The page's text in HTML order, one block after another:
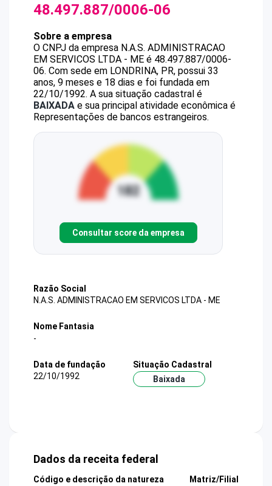
48.497.887/0006-06
Sobre a empresa
O CNPJ da empresa N.A.S. ADMINISTRACAO
EM SERVICOS LTDA - ME é 48.497.887/0006-
06. Com sede em LONDRINA, PR, possui 33
anos, 9 meses e 18 dias e foi fundada em
22/10/1992. A sua situação cadastral é
BAIXADA e sua principal atividade econômica é
Representações de bancos estrangeiros.
Consultar score da empresa
Razão Social
N.A.S. ADMINISTRACAO EM SERVICOS LTDA - ME
Nome Fantasia
-
Data de fundação
22/10/1992
Situação Cadastral
Baixada
Dados da receita federal
Código e descrição da natureza
Matriz/Filial